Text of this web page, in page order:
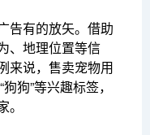
告有的放矢。借助
、地理位置等信
来说，售卖宠物用
狗”等兴趣标签，